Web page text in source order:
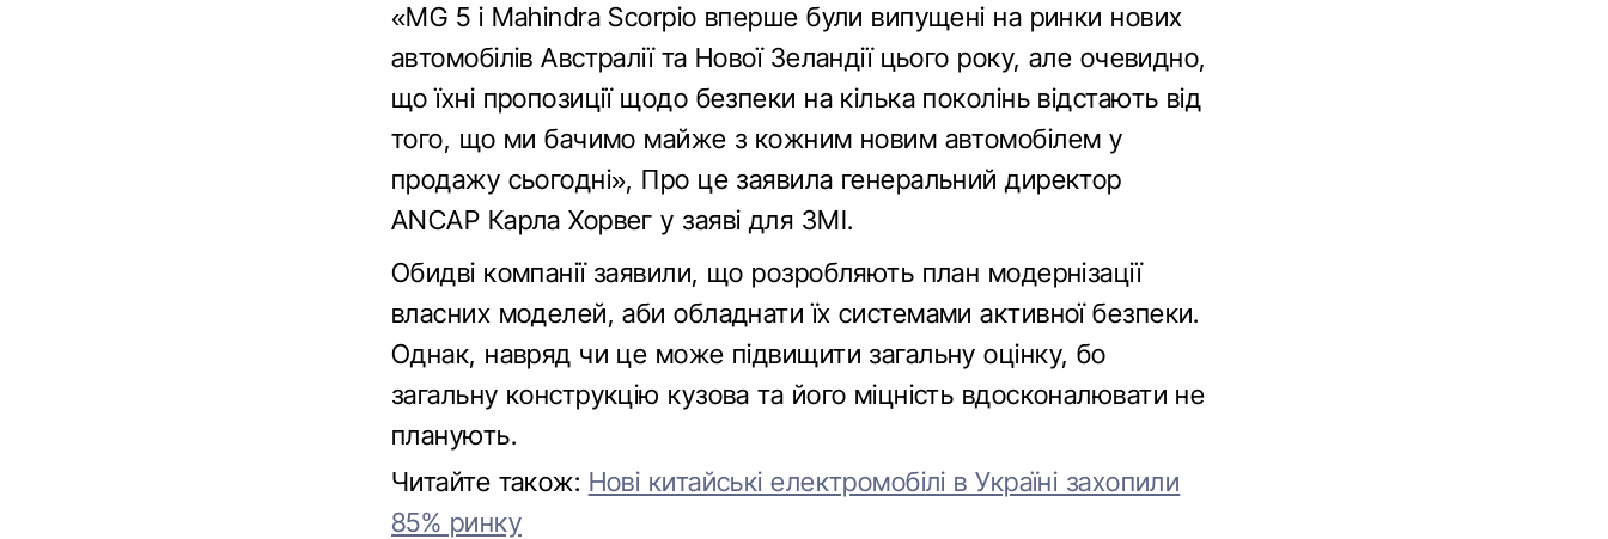
«MG 5 і Mahindra Scorpio вперше були випущені на ринки нових
автомобілів Австралії та Нової Зеландії цього року, але очевидно,
що їхні пропозиції щодо безпеки на кілька поколінь відстають від
того, що ми бачимо майже з кожним новим автомобілем у
продажу сьогодні», Про це заявила генеральний директор
ANCAP Карла Хорвег у заяві для ЗМІ.
Обидві компанії заявили, що розробляють план модернізації
власних моделей, аби обладнати їх системами активної безпеки.
Однак, навряд чи це може підвищити загальну оцінку, бо
загальну конструкцію кузова та його міцність вдосконалювати не
планують.
Читайте також: Нові китайські електромобілі в Україні захопили
85% ринку